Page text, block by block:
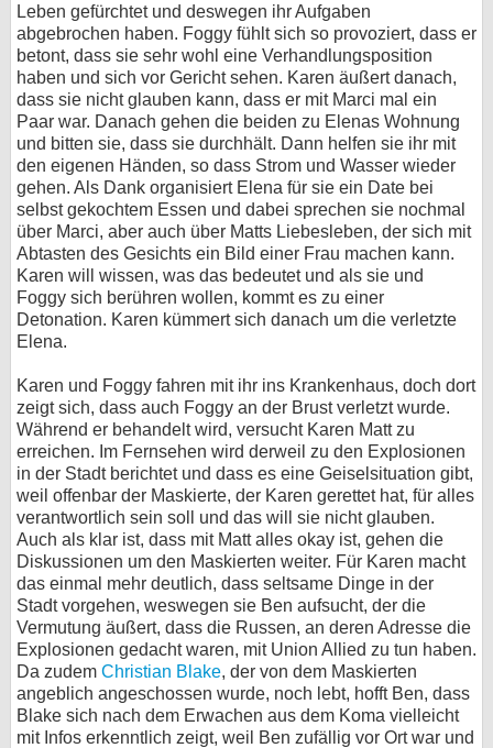
Leben gefürchtet und deswegen ihr Aufgaben
abgebrochen haben. Foggy fühlt sich so provoziert, dass er
betont, dass sie sehr wohl eine Verhandlungsposition
haben und sich vor Gericht sehen. Karen äußert danach,
dass sie nicht glauben kann, dass er mit Marci mal ein
Paar war. Danach gehen die beiden zu Elenas Wohnung
und bitten sie, dass sie durchhält. Dann helfen sie ihr mit
den eigenen Händen, so dass Strom und Wasser wieder
gehen. Als Dank organisiert Elena für sie ein Date bei
selbst gekochtem Essen und dabei sprechen sie nochmal
über Marci, aber auch über Matts Liebesleben, der sich mit
Abtasten des Gesichts ein Bild einer Frau machen kann.
Karen will wissen, was das bedeutet und als sie und
Foggy sich berühren wollen, kommt es zu einer
Detonation. Karen kümmert sich danach um die verletzte
Elena.
Karen und Foggy fahren mit ihr ins Krankenhaus, doch dort
zeigt sich, dass auch Foggy an der Brust verletzt wurde.
Während er behandelt wird, versucht Karen Matt zu
erreichen. Im Fernsehen wird derweil zu den Explosionen
in der Stadt berichtet und dass es eine Geiselsituation gibt,
weil offenbar der Maskierte, der Karen gerettet hat, für alles
verantwortlich sein soll und das will sie nicht glauben.
Auch als klar ist, dass mit Matt alles okay ist, gehen die
Diskussionen um den Maskierten weiter. Für Karen macht
das einmal mehr deutlich, dass seltsame Dinge in der
Stadt vorgehen, weswegen sie Ben aufsucht, der die
Vermutung äußert, dass die Russen, an deren Adresse die
Explosionen gedacht waren, mit Union Allied zu tun haben.
Da zudem Christian Blake, der von dem Maskierten
angeblich angeschossen wurde, noch lebt, hofft Ben, dass
Blake sich nach dem Erwachen aus dem Koma vielleicht
mit Infos erkenntlich zeigt, weil Ben zufällig vor Ort war und